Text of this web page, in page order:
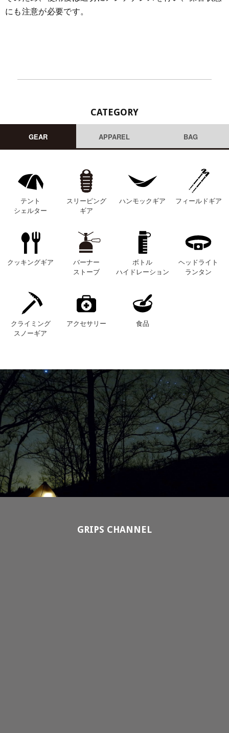
にも注意が必要です。
CATEGORY
GEAR APPAREL BAG
テント
シェルター
スリーピング
ギア
ハンモックギア フィールドギア
クッキングギア
バーナー
ストーブ
ボトル
ハイドレーション
ヘッドライト
ランタン
クライミング
スノーギア
アクセサリー 食品
GRIPS CHANNEL